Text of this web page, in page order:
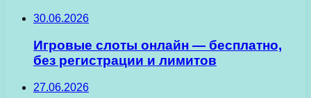
30.06.2026
Игровые слоты онлайн — бесплатно,
без регистрации и лимитов
27.06.2026